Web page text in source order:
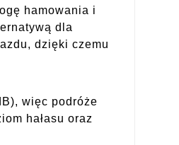
hamowania i
dla
dzięki czemu
więc podróże
hałasu oraz